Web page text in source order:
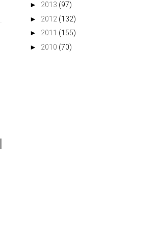
► 2013 (97)
► 2012 (132)
► 2011 (155)
► 2010 (70)